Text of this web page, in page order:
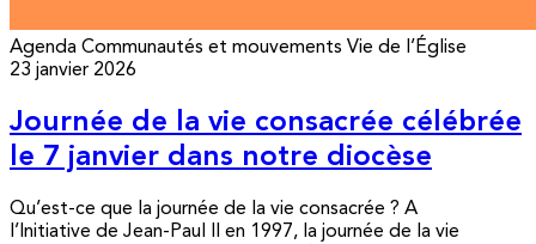
Agenda Communautés et mouvements Vie de l’Église
23 janvier 2026
Journée de la vie consacrée célébrée
le 7 janvier dans notre diocèse
Qu’est-ce que la journée de la vie consacrée ? A
l’Initiative de Jean-Paul II en 1997, la journée de la vie